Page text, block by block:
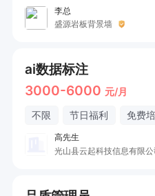
李总
盛源岩板背景墙
ai数据标注
3000-6000 元/月
不限 节日福利 免费
高先生
光山县云起科技信息有限公